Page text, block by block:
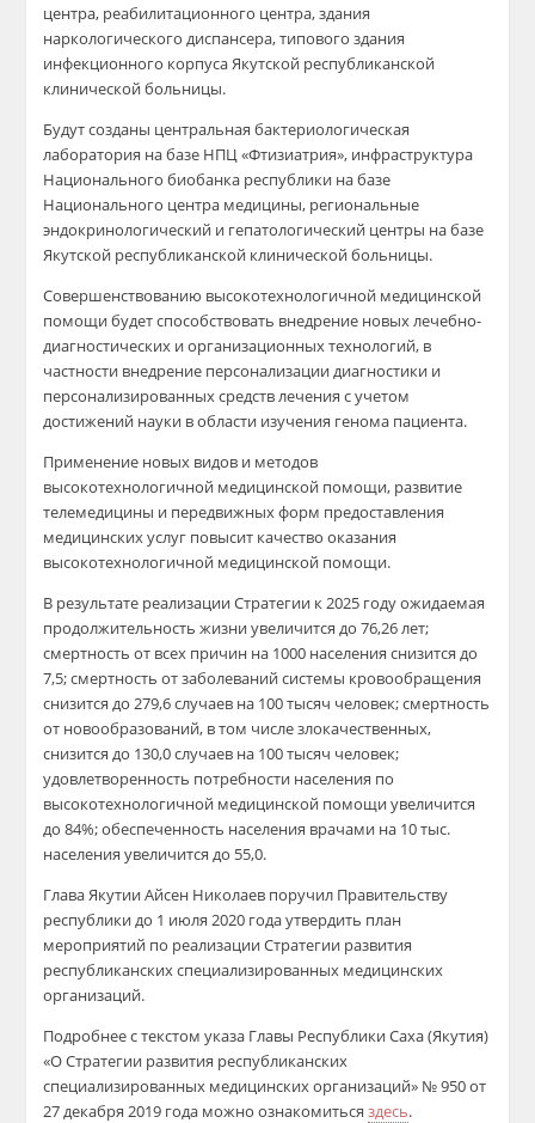
центра, реабилитационного центра, здания
наркологического диспансера, типового здания
инфекционного корпуса Якутской республиканской
клинической больницы.
Будут созданы центральная бактериологическая
лаборатория на базе НПЦ «Фтизиатрия», инфраструктура
Национального биобанка республики на базе
Национального центра медицины, региональные
эндокринологический и гепатологический центры на базе
Якутской республиканской клинической больницы.
Совершенствованию высокотехнологичной медицинской
помощи будет способствовать внедрение новых лечебно-
диагностических и организационных технологий, в
частности внедрение персонализации диагностики и
персонализированных средств лечения с учетом
достижений науки в области изучения генома пациента.
Применение новых видов и методов
высокотехнологичной медицинской помощи, развитие
телемедицины и передвижных форм предоставления
медицинских услуг повысит качество оказания
высокотехнологичной медицинской помощи.
В результате реализации Стратегии к 2025 году ожидаемая
продолжительность жизни увеличится до 76,26 лет;
смертность от всех причин на 1000 населения снизится до
7,5; смертность от заболеваний системы кровообращения
снизится до 279,6 случаев на 100 тысяч человек; смертность
от новообразований, в том числе злокачественных,
снизится до 130,0 случаев на 100 тысяч человек;
удовлетворенность потребности населения по
высокотехнологичной медицинской помощи увеличится
до 84%; обеспеченность населения врачами на 10 тыс.
населения увеличится до 55,0.
Глава Якутии Айсен Николаев поручил Правительству
республики до 1 июля 2020 года утвердить план
мероприятий по реализации Стратегии развития
республиканских специализированных медицинских
организаций.
Подробнее с текстом указа Главы Республики Саха (Якутия)
«О Стратегии развития республиканских
специализированных медицинских организаций» № 950 от
27 декабря 2019 года можно ознакомиться здесь.